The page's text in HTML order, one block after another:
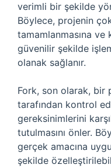
verimli bir şekilde
Böylece, projenin
tamamlanmasına ve
güvenilir şekilde
olanak sağlanır.
Fork, son olarak, bir
tarafından kontrol
gereksinimlerini
tutulmasını önler.
gerçek amacına
şekilde